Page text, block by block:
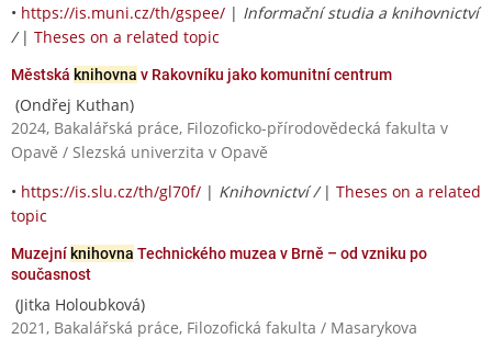
• https://is.muni.cz/th/gspee/ | Informační studia a knihovnictví
/ | Theses on a related topic
Městská knihovna v Rakovníku jako komunitní centrum
(Ondřej Kuthan)
2024, Bakalářská práce, Filozoficko-přírodovědecká fakulta v
Opavě / Slezská univerzita v Opavě
• https://is.slu.cz/th/gl70f/ | Knihovnictví / | Theses on a related
topic
Muzejní knihovna Technického muzea v Brně – od vzniku po
současnost
(Jitka Holoubková)
2021, Bakalářská práce, Filozofická fakulta / Masarykova